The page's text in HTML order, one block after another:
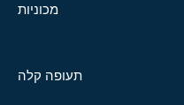
מכוניות
תעופה קלה